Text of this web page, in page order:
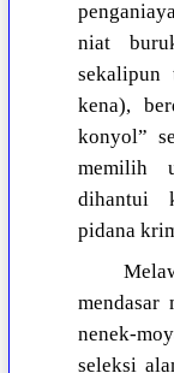
niat
sekalipun
kena),
konyol”
memilih
dihantui
pidana
mendasar
nenek-
seleksi